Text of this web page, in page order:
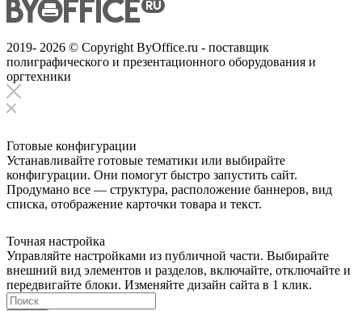
2019- 2026 © Copyright ByOffice.ru - поставщик
полиграфического и презентационного оборудования и
оргтехники
Готовые конфигурации
Устанавливайте готовые тематики или выбирайте
конфигурации. Они помогут быстро запустить сайт.
Продумано все — структура, расположение баннеров, вид
списка, отображение карточки товара и текст.
Точная настройка
Управляйте настройками из публичной части. Выбирайте
внешний вид элементов и разделов, включайте, отключайте и
передвигайте блоки. Изменяйте дизайн сайта в 1 клик.